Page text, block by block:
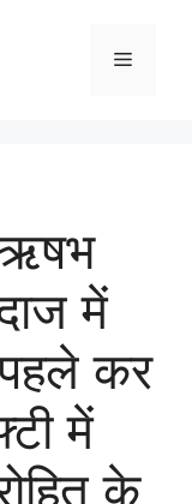
Menu
में
कर
में
के